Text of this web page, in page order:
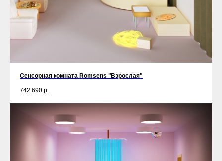
Сенсорная комната Romsens "Взрослая"
742 690 р.